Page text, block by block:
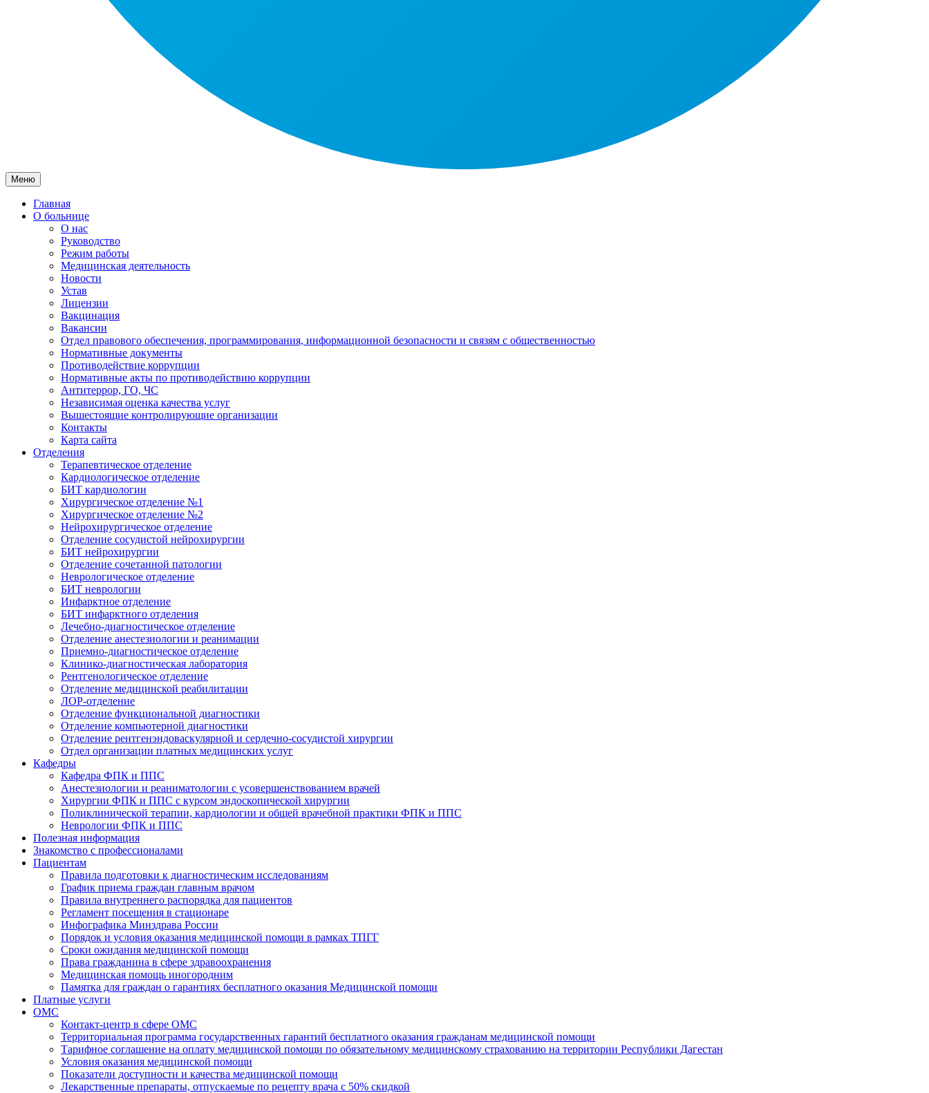
Меню
Главная
О больнице
О нас
Руководство
Режим работы
Медицинская деятельность
Новости
Устав
Лицензии
Вакцинация
Вакансии
Отдел правового обеспечения, программирования, информационной безопасности и связям с общественностью
Нормативные документы
Противодействие коррупции
Нормативные акты по противодействию коррупции
Антитеррор, ГО, ЧС
Независимая оценка качества услуг
Вышестоящие контролирующие организации
Контакты
Карта сайта
Отделения
Терапевтическое отделение
Кардиологическое отделение
БИТ кардиологии
Хирургическое отделение №1
Хирургическое отделение №2
Нейрохирургическое отделение
Отделение сосудистой нейрохирургии
БИТ нейрохирургии
Отделение сочетанной патологии
Неврологическое отделение
БИТ неврологии
Инфарктное отделение
БИТ инфарктного отделения
Лечебно-диагностическое отделение
Отделение анестезиологии и реанимации
Приемно-диагностическое отделение
Клинико-диагностическая лаборатория
Рентгенологическое отделение
Отделение медицинской реабилитации
ЛОР-отделение
Отделение функциональной диагностики
Отделение компьютерной диагностики
Отделение рентгенэндоваскулярной и сердечно-сосудистой хирургии
Отдел организации платных медицинских услуг
Кафедры
Кафедра ФПК и ППС
Анестезиологии и реаниматологии с усовершенствованием врачей
Хирургии ФПК и ППС с курсом эндоскопической хирургии
Поликлинической терапии, кардиологии и общей врачебной практики ФПК и ППС
Неврологии ФПК и ППС
Полезная информация
Знакомство с профессионалами
Пациентам
Правила подготовки к диагностическим исследованиям
График приема граждан главным врачом
Правила внутреннего распорядка для пациентов
Регламент посещения в стационаре
Инфографика Минздрава России
Порядок и условия оказания медицинской помощи в рамках ТПГГ
Сроки ожидания медицинской помощи
Права гражданина в сфере здравоохранения
Медицинская помощь иногородним
Памятка для граждан о гарантиях бесплатного оказания Медицинской помощи
Платные услуги
ОМС
Контакт-центр в сфере ОМС
Территориальная программа государственных гарантий бесплатного оказания гражданам медицинской помощи
Тарифное соглашение на оплату медицинской помощи по обязательному медицинскому страхованию на территории Республики Дагестан
Условия оказания медицинской помощи
Показатели доступности и качества медицинской помощи
Лекарственные препараты, отпускаемые по рецепту врача с 50% скидкой